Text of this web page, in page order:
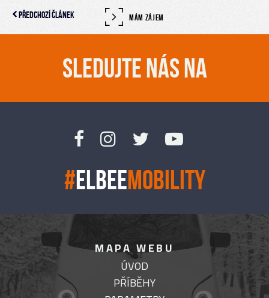
Předchozí článek MÁM ZÁJEM
SLEDUJTE NÁS NA
#ELBEEMOBILITY
MAPA WEBU
ÚVOD
PŘÍBĚHY